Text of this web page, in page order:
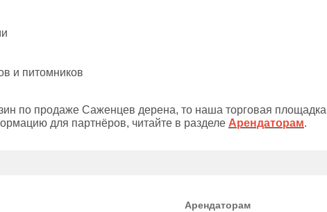
и питомников
по продаже Саженцев дерена, то наша торговая
для партнёров, читайте в разделе Арендаторам.
Арендаторам